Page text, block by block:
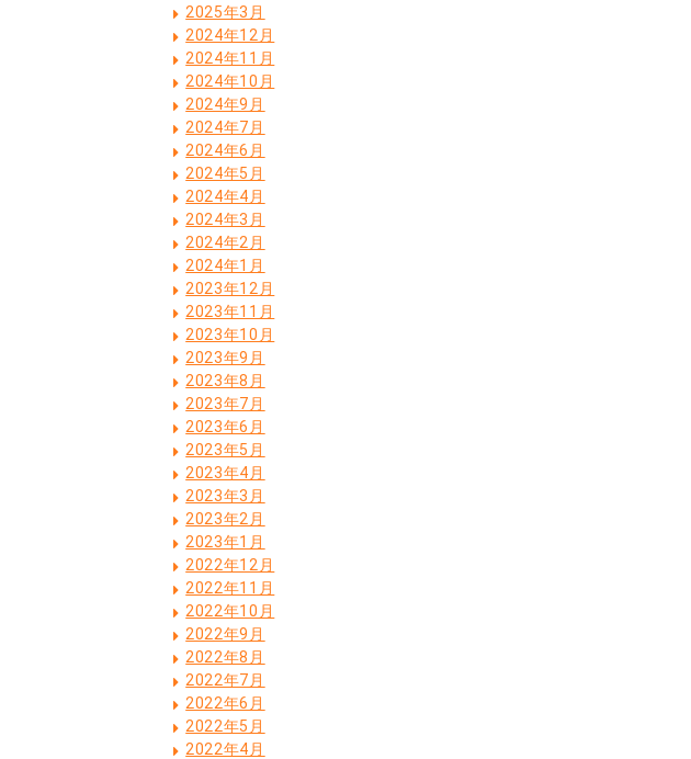
2025年3月
2024年12月
2024年11月
2024年10月
2024年9月
2024年7月
2024年6月
2024年5月
2024年4月
2024年3月
2024年2月
2024年1月
2023年12月
2023年11月
2023年10月
2023年9月
2023年8月
2023年7月
2023年6月
2023年5月
2023年4月
2023年3月
2023年2月
2023年1月
2022年12月
2022年11月
2022年10月
2022年9月
2022年8月
2022年7月
2022年6月
2022年5月
2022年4月